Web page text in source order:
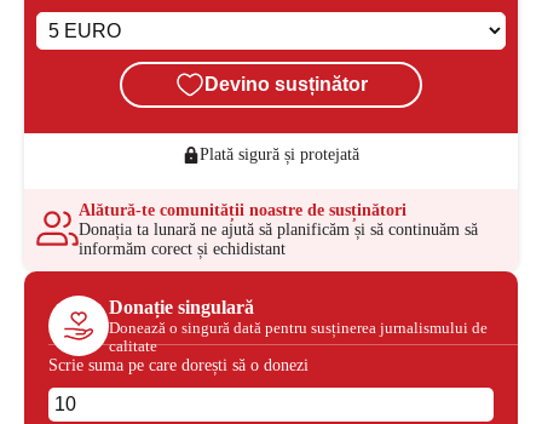
Devino susținător
Plată sigură și protejată
Alătură-te comunității noastre de susținători
Donația ta lunară ne ajută să planificăm și să continuăm să
informăm corect și echidistant
Donație singulară
Donează o singură dată pentru susținerea jurnalismului de
calitate
Scrie suma pe care dorești să o donezi